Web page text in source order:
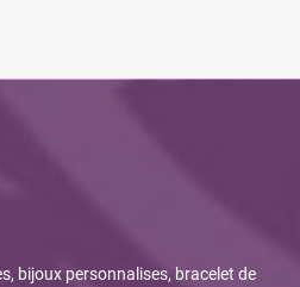
bijoux personnalises, bracelet de